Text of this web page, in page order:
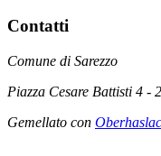
Contatti
Comune di Sarezzo
Piazza Cesare Battisti 4 -
Gemellato con